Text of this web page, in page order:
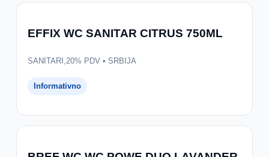
EFFIX WC SANITAR CITRUS 750ML
SANITARI,20% PDV • SRBIJA
Informativno